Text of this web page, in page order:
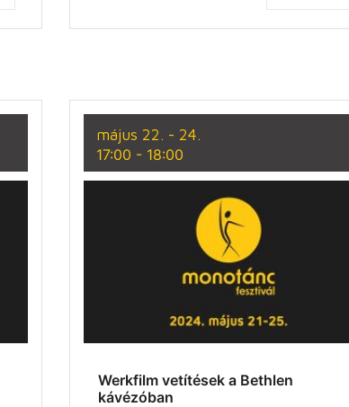
május 22. - 24.
17:00 - 18:00
Werkfilm vetítések a Bethlen
kávézóban